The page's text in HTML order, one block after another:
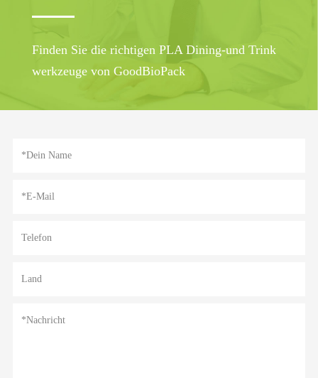
Finden Sie die richtigen PLA Dining-und Trink
werkzeuge von GoodBioPack